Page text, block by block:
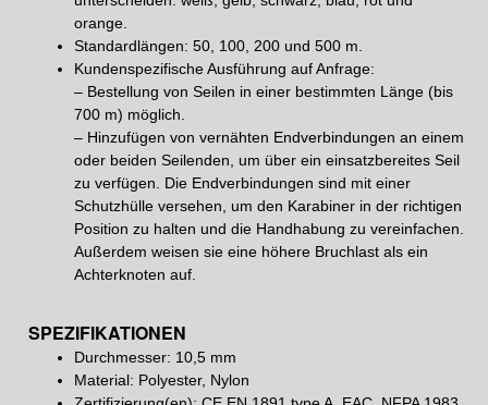
orange.
Standardlängen: 50, 100, 200 und 500 m.
Kundenspezifische Ausführung auf Anfrage:
– Bestellung von Seilen in einer bestimmten Länge (bis
700 m) möglich.
– Hinzufügen von vernähten Endverbindungen an einem
oder beiden Seilenden, um über ein einsatzbereites Seil
zu verfügen. Die Endverbindungen sind mit einer
Schutzhülle versehen, um den Karabiner in der richtigen
Position zu halten und die Handhabung zu vereinfachen.
Außerdem weisen sie eine höhere Bruchlast als ein
Achterknoten auf.
SPEZIFIKATIONEN
Durchmesser: 10,5 mm
Material: Polyester, Nylon